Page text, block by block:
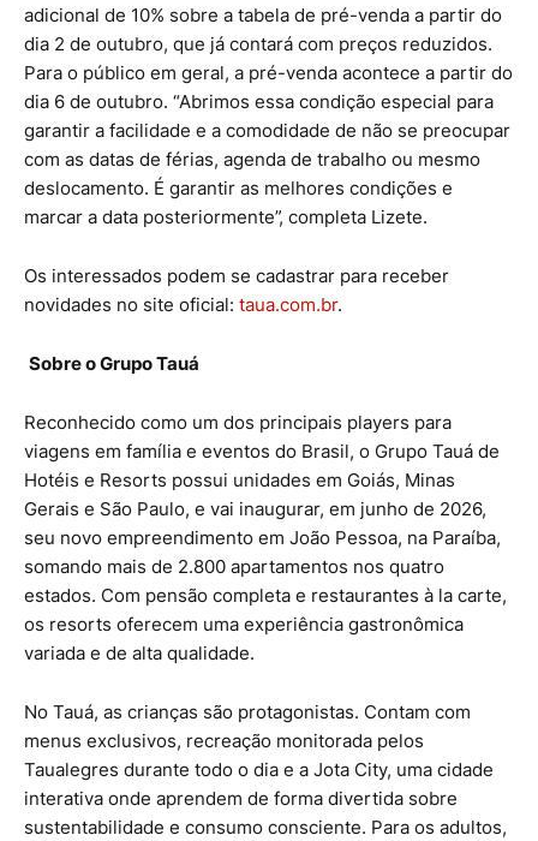
adicional de 10% sobre a tabela de pré-venda a partir do
dia 2 de outubro, que já contará com preços reduzidos.
Para o público em geral, a pré-venda acontece a partir do
dia 6 de outubro. “Abrimos essa condição especial para
garantir a facilidade e a comodidade de não se preocupar
com as datas de férias, agenda de trabalho ou mesmo
deslocamento. É garantir as melhores condições e
marcar a data posteriormente”, completa Lizete.
Os interessados podem se cadastrar para receber
novidades no site oficial: taua.com.br.
Sobre o Grupo Tauá
Reconhecido como um dos principais players para
viagens em família e eventos do Brasil, o Grupo Tauá de
Hotéis e Resorts possui unidades em Goiás, Minas
Gerais e São Paulo, e vai inaugurar, em junho de 2026,
seu novo empreendimento em João Pessoa, na Paraíba,
somando mais de 2.800 apartamentos nos quatro
estados. Com pensão completa e restaurantes à la carte,
os resorts oferecem uma experiência gastronômica
variada e de alta qualidade.
No Tauá, as crianças são protagonistas. Contam com
menus exclusivos, recreação monitorada pelos
Taualegres durante todo o dia e a Jota City, uma cidade
interativa onde aprendem de forma divertida sobre
sustentabilidade e consumo consciente. Para os adultos,